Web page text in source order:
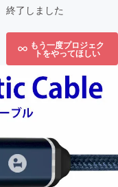
終了しました
もう一度プロジェク
トをやってほしい